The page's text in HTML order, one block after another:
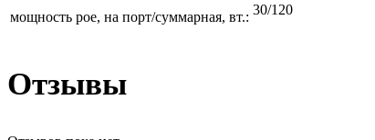
мощность рое, на порт/суммарная, вт.: 30/120
Отзывы